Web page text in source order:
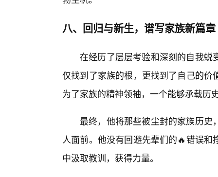
八、回归与新生，谱写家族新篇章
在经历了层层考验和深刻的自我蜕
仅找到了家族的根，更找到了自己的
为了家族的精神领袖，一个能够承载历
最终，他将那些被尘封的家族历史
人面前。他没有回避先辈们的🔥错误
中汲取教训，获得力量。